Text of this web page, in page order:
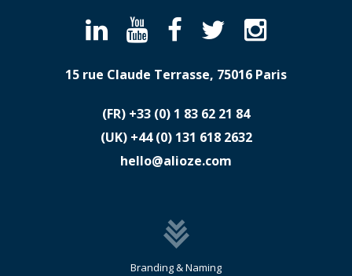
15 rue Claude Terrasse, 75016 Paris
(FR) ​+33 (0) 1 83 62 21 84
(UK) ​+44 (0) 131 618 2632
hello@alioze.com
Branding & Naming